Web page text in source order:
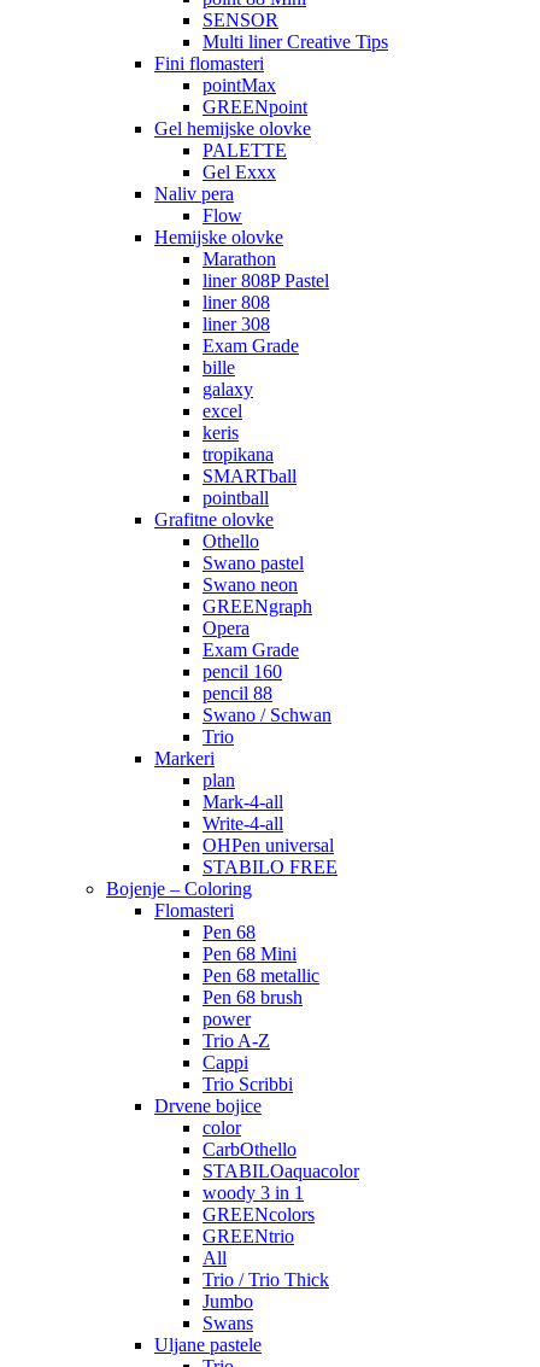
SENSOR
Multi liner Creative Tips
Fini flomasteri
pointMax
GREENpoint
Gel hemijske olovke
PALETTE
Gel Exxx
Naliv pera
Flow
Hemijske olovke
Marathon
liner 808P Pastel
liner 808
liner 308
Exam Grade
bille
galaxy
excel
keris
tropikana
SMARTball
pointball
Grafitne olovke
Othello
Swano pastel
Swano neon
GREENgraph
Opera
Exam Grade
pencil 160
pencil 88
Swano / Schwan
Trio
Markeri
plan
Mark-4-all
Write-4-all
OHPen universal
STABILO FREE
Bojenje – Coloring
Flomasteri
Pen 68
Pen 68 Mini
Pen 68 metallic
Pen 68 brush
power
Trio A-Z
Cappi
Trio Scribbi
Drvene bojice
color
CarbOthello
STABILOaquacolor
woody 3 in 1
GREENcolors
GREENtrio
All
Trio / Trio Thick
Jumbo
Swans
Uljane pastele